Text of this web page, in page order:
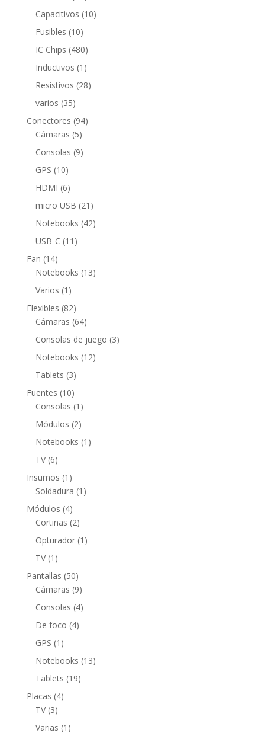
productos
Capacitivos 1010
Fusibles 1010
productos
IC Chips 480480
productos
Inductivos 1 1
producto
Resistivos 2828
varios 3535
productos
Conectores 9494
Cámaras 55
productos
Consolas 99
GPS 1010
productos
HDMI 66
productos
micro USB 21 21
productos
Notebooks 4242
USB-C 11 11
Fan 1414
productos
Notebooks 1313
Varios 1 1
producto
Flexibles 8282
productos
Cámaras 6464
productos
Consolas de juego 33
Notebooks 1212
Tablets 33
productos
Fuentes 1010
productos
Consolas 1 1
producto
Módulos 22
productos
Notebooks 1 1
TV 66
productos
Insumos 1 1
producto
Soldadura 1 1
Módulos 44
productos
Cortinas 22
productos
Opturador 1 1
TV 1 1
producto
Pantallas 5050
productos
Cámaras 99
productos
Consolas 44
De foco 44
GPS 1 1
producto
Notebooks 1313
Tablets 1919
Placas 44
TV 33
productos
Varias 1 1